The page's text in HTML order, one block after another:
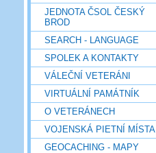
JEDNOTA ČSOL ČESKÝ
BROD
SEARCH - LANGUAGE
SPOLEK A KONTAKTY
VÁLEČNÍ VETERÁNI
VIRTUÁLNÍ PAMÁTNÍK
O VETERÁNECH
VOJENSKÁ PIETNÍ MÍSTA
GEOCACHING - MAPY